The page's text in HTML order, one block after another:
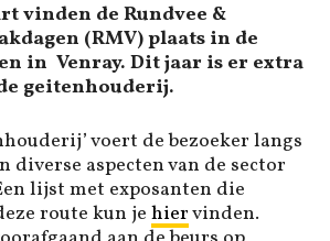
vinden de Rundvee &
(RMV) plaats in de
in Venray. Dit jaar is er extra
geitenhouderij.
voert de bezoeker langs
diverse aspecten van de sector
lijst met exposanten die
route kun je hiervinden.